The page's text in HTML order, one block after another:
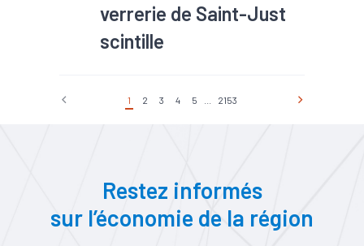
verrerie de Saint-Just
scintille
1 2 3 4 5 2153
Restez informés
sur l’économie de la région